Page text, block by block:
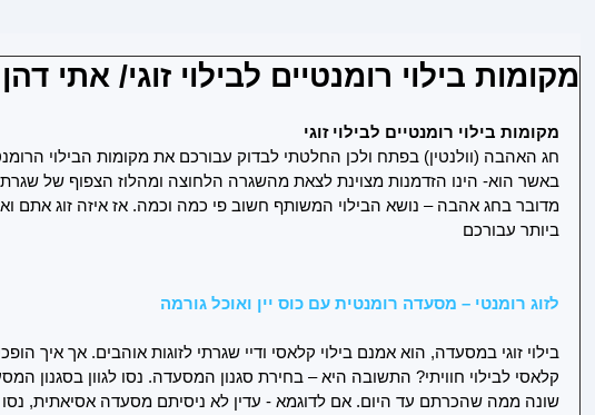
מקומות בילוי רומנטיים לבילוי זוגי/ אתי דהן
מקומות בילוי רומנטיים לבילוי זוגי
חג האהבה (וולנטין) בפתח ולכן החלטתי לבדוק עבורכם את מקומות הבילוי
באשר הוא- הינו הזדמנות מצוינת לצאת מהשגרה הלחוצה ומהלוז הצפוף של
מדובר בחג אהבה – נושא הבילוי המשותף חשוב פי כמה וכמה. אז איזה זוג אתם
ביותר עבורכם
לזוג רומנטי – מסעדה רומנטית עם כוס יין ואוכל גורמה
בילוי זוגי במסעדה, הוא אמנם בילוי קלאסי ודיי שגרתי לזוגות אוהבים. אך איך
קלאסי לבילוי חוויתי? התשובה היא – בחירת סגנון המסעדה. נסו לגוון בסגנון
שונה ממה שהכרתם עד היום. אם לדוגמא - עדין לא ניסיתם מסעדה אסיאתית,